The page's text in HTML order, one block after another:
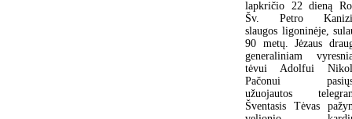
lapkričio 22 dieną
Šv. Petro
slaugos ligoninėje,
90 metų. Jėzaus
generaliniam
tėvui Adolfui
Pačonui
užuojautos
Šventasis Tėvas